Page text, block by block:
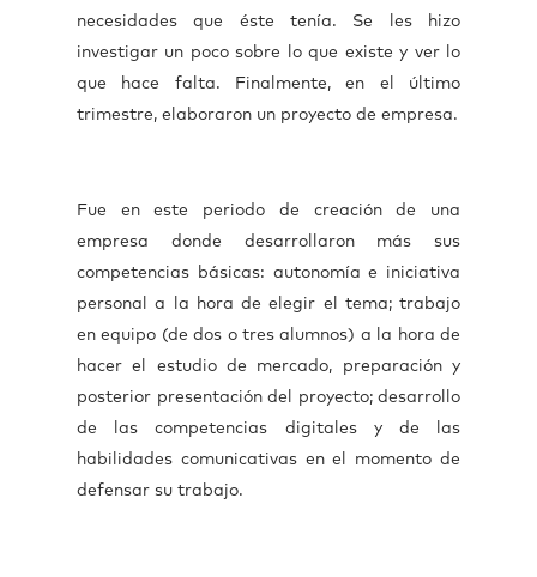
necesidades que éste tenía. Se les hizo
investigar un poco sobre lo que existe y ver lo
que hace falta. Finalmente, en el último
trimestre, elaboraron un proyecto de empresa.
Fue en este periodo de creación de una
empresa donde desarrollaron más sus
competencias básicas: autonomía e iniciativa
personal a la hora de elegir el tema; trabajo
en equipo (de dos o tres alumnos) a la hora de
hacer el estudio de mercado, preparación y
posterior presentación del proyecto; desarrollo
de las competencias digitales y de las
habilidades comunicativas en el momento de
defensar su trabajo.